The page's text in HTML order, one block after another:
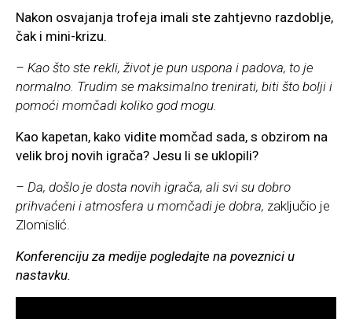
Nakon osvajanja trofeja imali ste zahtjevno razdoblje,
čak i mini-krizu.
– Kao što ste rekli, život je pun uspona i padova, to je
normalno. Trudim se maksimalno trenirati, biti što bolji i
pomoći momčadi koliko god mogu.
Kao kapetan, kako vidite momčad sada, s obzirom na
velik broj novih igrača? Jesu li se uklopili?
– Da, došlo je dosta novih igrača, ali svi su dobro
prihvaćeni i atmosfera u momčadi je dobra, zaključio je
Zlomislić.
Konferenciju za medije pogledajte na poveznici u
nastavku.